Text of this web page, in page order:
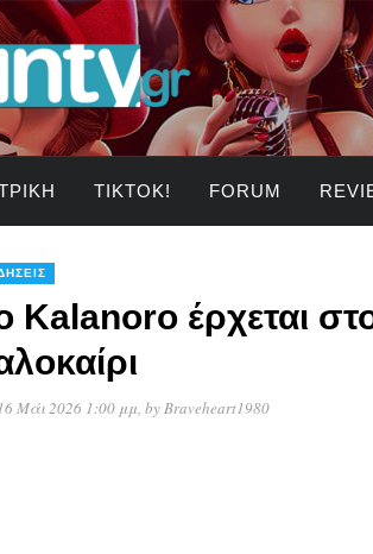
TIKTOK! FORUM
Kalanoro έρχεται
Μάι 2026 1:00 μμ, byBraveheart1980